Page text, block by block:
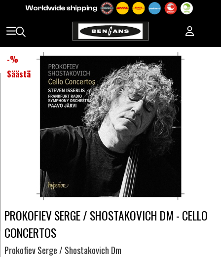
-%
Säästä
PROKOFIEV SERGE / SHOSTAKOVICH DM - CELLO
CONCERTOS
Prokofiev Serge / Shostakovich Dm